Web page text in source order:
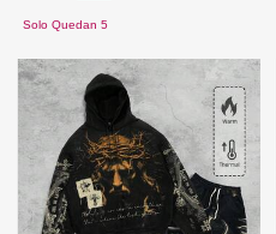
Solo Quedan 5